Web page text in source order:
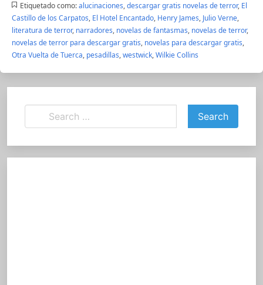
Etiquetado como: alucinaciones,descargar gratis novelas de terror, El
Castillo de los Carpatos, El Hotel Encantado, Henry James, Julio Verne,
literatura de terror, narradores, novelas de fantasmas, novelas de terror,
novelas de terror para descargar gratis, novelas para descargar gratis,
Otra Vuelta de Tuerca, pesadillas,westwick,Wilkie Collins